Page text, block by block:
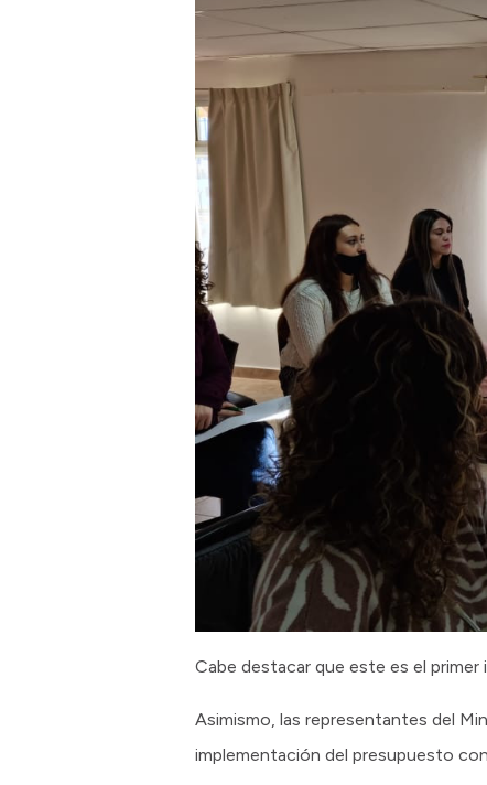
Cabe destacar que este es el
Asimismo, las representantes del
implementación del presupuesto